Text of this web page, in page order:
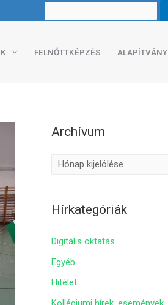
FELNŐTTKÉPZÉS ALAPÍTVÁNY
Archívum
í
Hírkategóriák
Digitális oktatás
Egyéb
Hitélet